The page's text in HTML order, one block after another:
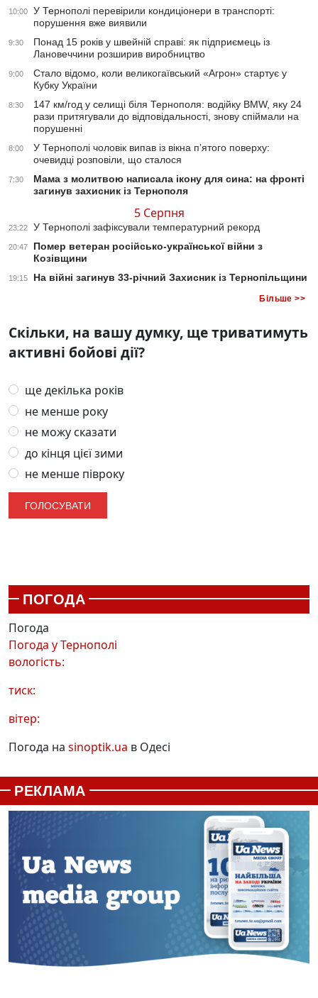
10:00
У Тернополі перевірили кондиціонери в транспорті:
порушення вже виявили
9:30
Понад 15 років у швейній справі: як підприємець із
Лановеччини розширив виробництво
9:00
Стало відомо, коли великогаївський «Агрон» стартує у
Кубку України
8:30
147 км/год у селищі біля Тернополя: водійку BMW, яку 24
рази притягували до відповідальності, знову спіймали на
порушенні
8:00
У Тернополі чоловік випав із вікна п’ятого поверху:
очевидці розповіли, що сталося
7:30
Мама з молитвою написала ікону для сина: на фронті
загинув захисник із Тернополя
5 Серпня
23:22 У Тернополі зафіксували температурний рекорд
20:47
Помер ветеран російсько-української війни з
Козівщини
19:15 На війні загинув 33-річний Захисник із Тернопільщини
Більше >>
Скільки, на вашу думку, ще триватимуть
активні бойові дії?
ще декілька років
не менше року
не можу сказати
до кінця цієї зими
не менше півроку
ПОГОДА
Погода
Погода уТернополі
вологість:
тиск:
вітер:
Погода на sinoptik.ua в Одесі
РЕКЛАМА